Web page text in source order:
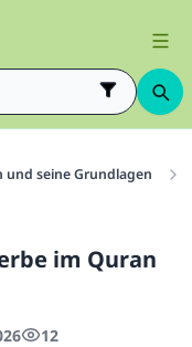
und seine Grundlagen
im Quran
12